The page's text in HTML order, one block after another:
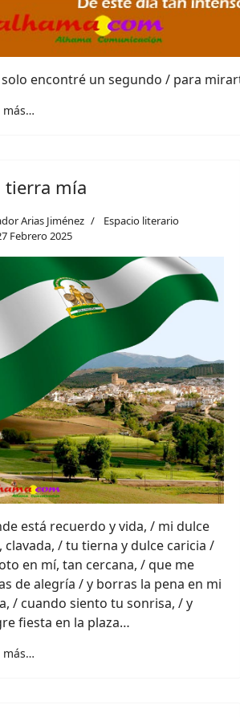
solo encontré un segundo / para
más…
tierra mía
Arias Jiménez
Espacio literario
Febrero 2025
está recuerdo y vida, / mi dulce
clavada, / tu tierna y dulce caricia /
en mí, tan cercana, / que me
de alegría / y borras la pena en mi
/ cuando siento tu sonrisa, / y
fiesta en la plaza…
más…